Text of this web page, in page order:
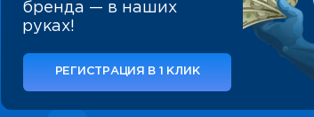
бренда — в наших
руках!
РЕГИСТРАЦИЯ В 1 КЛИК